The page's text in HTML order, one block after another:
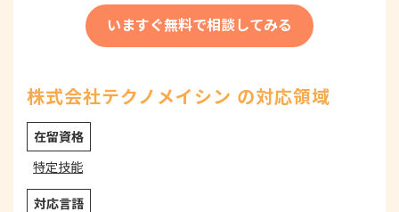
いますぐ無料で相談してみる
株式会社テクノメイシン の対応領域
在留資格
特定技能
対応言語